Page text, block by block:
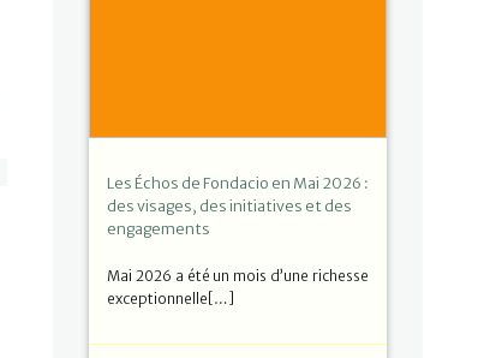
Les Échos de Fondacio en Mai 2026 :
des visages, des initiatives et des
engagements
Mai 2026 a été un mois d’une richesse
exceptionnelle[…]